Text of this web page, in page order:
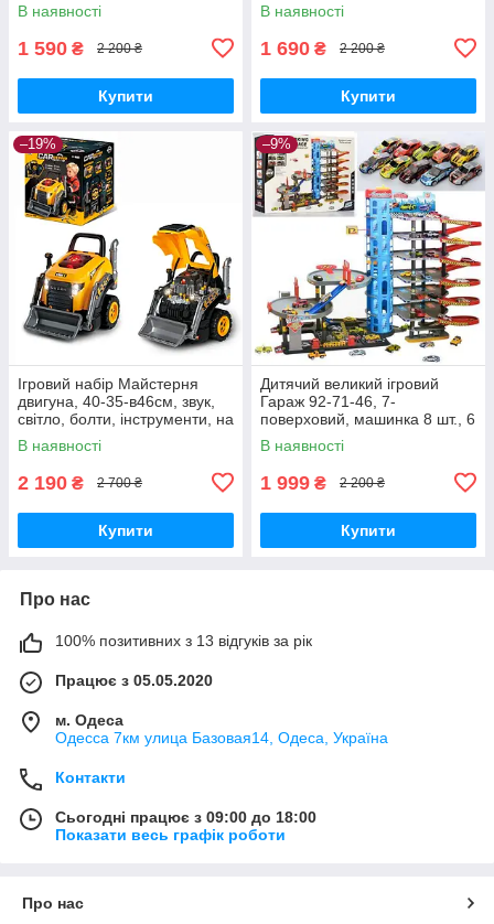
В наявності
1 590 ₴ 2 200 ₴
Купити
В наявності
1 690 ₴ 2 200 ₴
Купити
–19%
Ігровий набір Майстерня
двигуна, 40-35-в46см, звук,
світло, болти, інструменти, на
бат-ці
В наявності
2 190 ₴ 2 700 ₴
Купити
–9%
Дитячий великий ігровий
Гараж 92-71-46, 7-
поверховий, машинка 8 шт., 6
см, заправка
В наявності
1 999 ₴ 2 200 ₴
Купити
Про нас
100% позитивних з 13 відгуків за рік
Працює з 05.05.2020
м. Одеса
Одесса 7км улица Базовая14, Одеса, Україна
Контакти
Сьогодні працює з 09:00 до 18:00
Показати весь графік роботи
Про нас